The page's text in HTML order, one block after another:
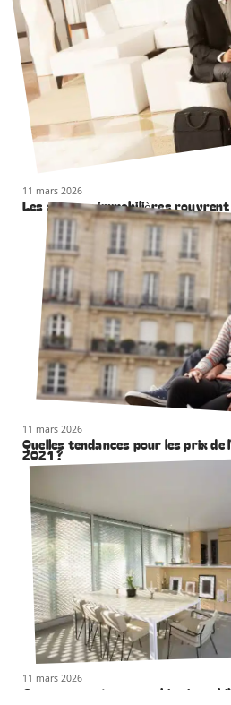
11 mars 2026
Les agences immobilières
11 mars 2026
Quelles tendances pour les prix de
2021 ?
11 mars 2026
Comment aménager un bien